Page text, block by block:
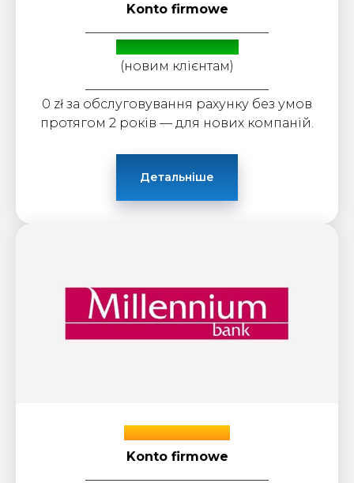
Konto firmowe
Бонус: до 3000 zł
(новим клієнтам)
0 zł за обслуговування рахунку без умов
протягом 2 років — для нових компаній.
Детальніше
Bank Millennium
Konto firmowe